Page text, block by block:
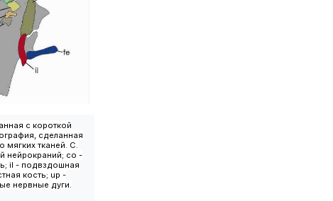
с короткой
сделанная
тканей. С.
нейрокраний; co -
il - подвздошная
кость; up -
нервные дуги.